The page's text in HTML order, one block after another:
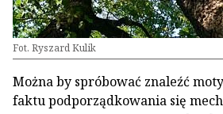
Fot. Ryszard Kulik
Można by spróbować znaleźć
faktu podporządkowania się